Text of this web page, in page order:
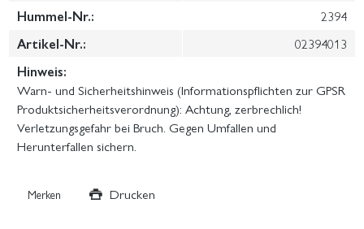
Hummel-Nr.:
2394
Artikel-Nr.:
02394013
Hinweis:
Warn- und Sicherheitshinweis (Informationspflichten zur GPSR
Produktsicherheitsverordnung): Achtung, zerbrechlich!
Verletzungsgefahr bei Bruch. Gegen Umfallen und
Herunterfallen sichern.
Merken Drucken